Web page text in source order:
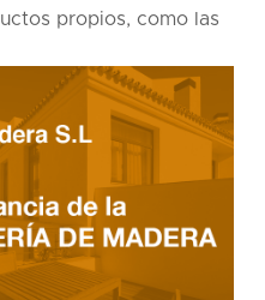
propios, como las